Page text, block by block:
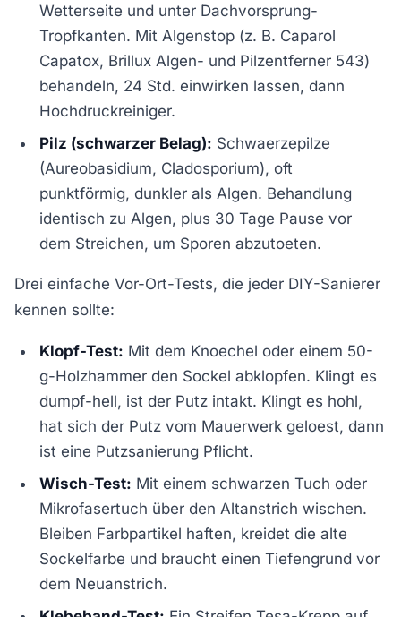
Wetterseite und unter Dachvorsprung-
Tropfkanten. Mit Algenstop (z. B. Caparol
Capatox, Brillux Algen- und Pilzentferner 543)
behandeln, 24 Std. einwirken lassen, dann
Hochdruckreiniger.
Pilz (schwarzer Belag): Schwaerzepilze
(Aureobasidium, Cladosporium), oft
punktförmig, dunkler als Algen. Behandlung
identisch zu Algen, plus 30 Tage Pause vor
dem Streichen, um Sporen abzutoeten.
Drei einfache Vor-Ort-Tests, die jeder DIY-Sanierer
kennen sollte:
Klopf-Test: Mit dem Knoechel oder einem 50-
g-Holzhammer den Sockel abklopfen. Klingt es
dumpf-hell, ist der Putz intakt. Klingt es hohl,
hat sich der Putz vom Mauerwerk geloest, dann
ist eine Putzsanierung Pflicht.
Wisch-Test: Mit einem schwarzen Tuch oder
Mikrofasertuch über den Altanstrich wischen.
Bleiben Farbpartikel haften, kreidet die alte
Sockelfarbe und braucht einen Tiefengrund vor
dem Neuanstrich.